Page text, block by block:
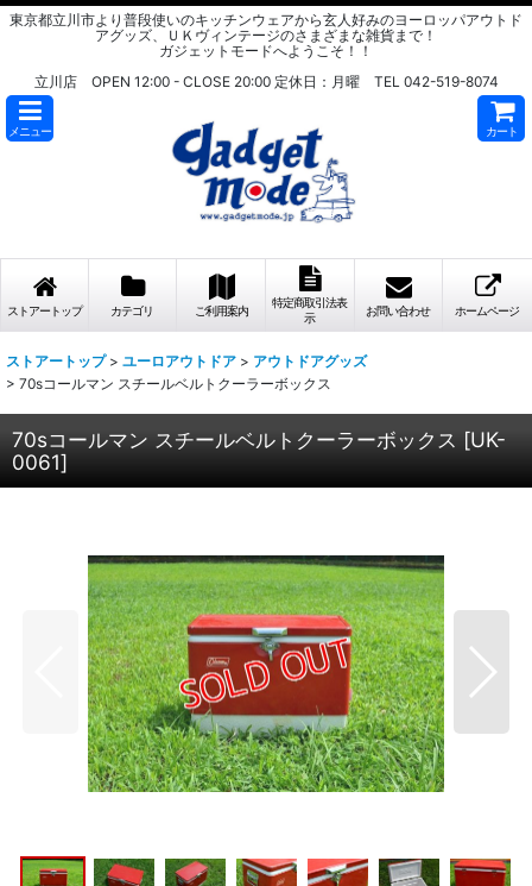
東京都立川市より普段使いのキッチンウェアから玄人好みのヨーロッパアウトド
アグッズ、ＵＫヴィンテージのさまざまな雑貨まで！
ガジェットモードへようこそ！！
立川店 OPEN 12:00 - CLOSE 20:00 定休日：月曜 TEL 042-519-8074
メニュー カート
ストアートップ カテゴリ ご利用案内
特定商取引法表
示
お問い合わせ ホームページ
ストアートップ > ユーロアウトドア > アウトドアグッズ
> 70sコールマン スチールベルトクーラーボックス
70sコールマン スチールベルトクーラーボックス [UK-
0061]